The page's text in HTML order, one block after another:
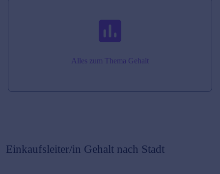
Alles zum Thema Gehalt
Einkaufsleiter/in Gehalt nach Stadt